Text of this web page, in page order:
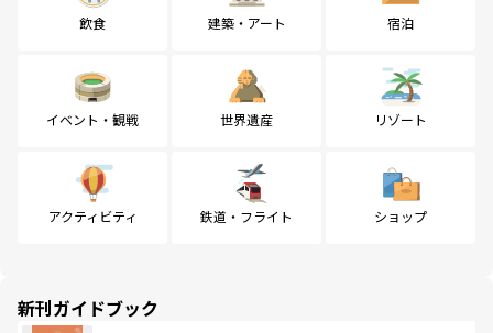
飲食 建築・アート 宿泊
イベント・観戦 世界遺産 リゾート
アクティビティ 鉄道・フライト ショップ
新刊ガイドブック